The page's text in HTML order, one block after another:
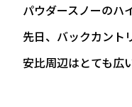
パウダースノーのハ
先日、バックカント
安比周辺はとても広